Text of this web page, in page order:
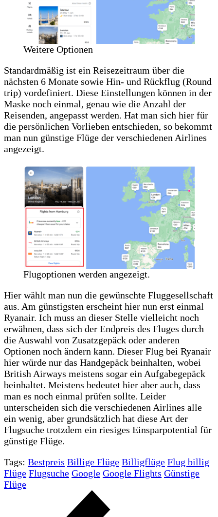
Weitere Optionen
Standardmäßig ist ein Reisezeitraum über die
nächsten 6 Monate sowie Hin- und Rückflug (Round
trip) vordefiniert. Diese Einstellungen können in der
Maske noch einmal, genau wie die Anzahl der
Reisenden, angepasst werden. Hat man sich hier für
die persönlichen Vorlieben entschieden, so bekommt
man nun günstige Flüge der verschiedenen Airlines
angezeigt.
Flugoptionen werden angezeigt.
Hier wählt man nun die gewünschte Fluggesellschaft
aus. Am günstigsten erscheint hier nun erst einmal
Ryanair. Ich muss an dieser Stelle vielleicht noch
erwähnen, dass sich der Endpreis des Fluges durch
die Auswahl von Zusatzgepäck oder anderen
Optionen noch ändern kann. Dieser Flug bei Ryanair
hier würde nur das Handgepäck beinhalten, wobei
British Airways meistens sogar ein Aufgabegepäck
beinhaltet. Meistens bedeutet hier aber auch, dass
man es noch einmal prüfen sollte. Leider
unterscheiden sich die verschiedenen Airlines alle
ein wenig, aber grundsätzlich hat diese Art der
Flugsuche trotzdem ein riesiges Einsparpotential für
günstige Flüge.
Tags: Bestpreis Billige Flüge Billigflüge Flug billig
Flüge Flugsuche Google Google Flights Günstige
Flüge
Beitragsnavigation